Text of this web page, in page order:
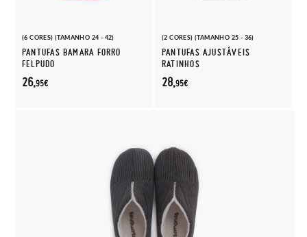
(6 CORES) (TAMANHO 24 - 42)
PANTUFAS BAMARA FORRO
FELPUDO
26,95€
(2 CORES) (TAMANHO 25 - 36)
PANTUFAS AJUSTÁVEIS
RATINHOS
28,95€